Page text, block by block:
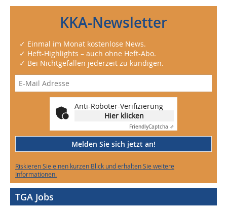
KKA-Newsletter
✓ Einmal im Monat kostenlose News.
✓ Heft-Highlights – auch ohne Heft-Abo.
✓ Bei Nichtgefallen jederzeit zu kündigen.
Anti-Roboter-Verifizierung
Hier klicken
FriendlyCaptcha ⇗
Melden Sie sich jetzt an!
Riskieren Sie einen kurzen Blick und erhalten Sie weitere
Informationen.
TGA Jobs